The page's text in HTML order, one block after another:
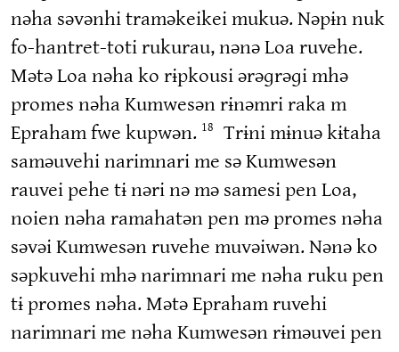
nəha səvənhi traməkeikei mukuə. Nəpɨn nuk
fo-hantret-toti rukurau, nənə Loa ruvehe.
Mətə Loa nəha ko rɨpkousi ərəɡrəɡi mhə
promes nəha Kumwesən rɨnəmri raka m
Epraham fwe kupwən. 18
Trɨni mɨnuə kɨtaha
saməuvehi narimnari me sə Kumwesən
rauvei pehe tɨ nəri nə mə samesi pen Loa,
noien nəha ramahatən pen mə promes nəha
səvəi Kumwesən ruvehe muvəiwən. Nənə ko
səpkuvehi mhə narimnari me nəha ruku pen
tɨ promes nəha. Mətə Epraham ruvehi
narimnari me nəha Kumwesən rɨməuvei pen